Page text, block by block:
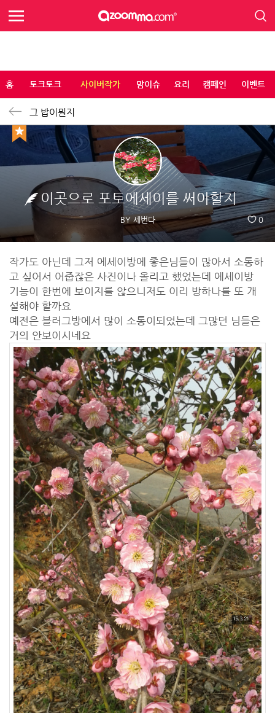
홈 토크토크 사이버작가 맘이슈 요리 캠페인 이벤트
그 밥이뭔지
이곳으로 포토에세이를 써야할지
BY 세번다 0
작가도 아닌데 그저 에세이방에 좋은님들이 많아서 소통하
고 싶어서 어줍잖은 사진이나 올리고 했었는데 에세이방
기능이 한번에 보이지를 않으니저도 이리 방하나를 또 개
설해야 할까요
예전은 블러그방에서 많이 소통이되었는데 그많던 님들은
거의 안보이시네요